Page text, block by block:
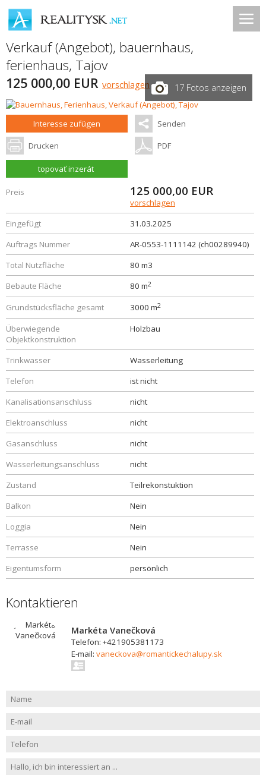
Verkauf (Angebot), bauernhaus,
ferienhaus, Tajov
125 000,00 EUR vorschlagen 17 Fotos anzeigen
Interesse zufügen Senden
Drucken PDF
topovať inzerát
Preis 125 000,00 EUR
vorschlagen
Eingefügt
31.03.2025
Auftrags Nummer
AR-0553-1111142 (ch00289940)
Total Nutzfläche
80 m3
Bebaute Fläche
80 m2
Grundstücksfläche gesamt 3000 m2
Überwiegende
Objektkonstruktion
Holzbau
Trinkwasser
Wasserleitung
Telefon
ist nicht
Kanalisationsanschluss
nicht
Elektroanschluss
nicht
Gasanschluss
nicht
Wasserleitungsanschluss
nicht
Zustand
Teilrekonstuktion
Balkon
Nein
Loggia
Nein
Terrasse
Nein
Eigentumsform
persönlich
Kontaktieren
Markéta Vanečková
Telefon: +421905381173
E-mail: vaneckova@romantickechalupy.sk